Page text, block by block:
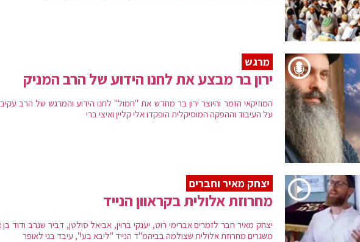
מרגש
ירון בר מבצע את לחנו הידוע של הרב המניק
המוזיקאי הזמר והיוצר ירון בר מחדש את "חמול" לחנו הידוע והמרגש של הרב
על העיבוד וההפקה המוסיקלית הופקדו אלי קליין ואיצי ברי
יצחק מאיר וחברים
מחרוזת אלולית בקראוון הנייד
יצחק מאיר חבר לזמרים אברימי רוט, יענקי ברוין, אביאל סולטן, דביר שנרב ודוד
משגרים מחרוזת אלולית שצולמה בביהמ"ד הנייד "ליבא בעי", עיבד בני לאופר